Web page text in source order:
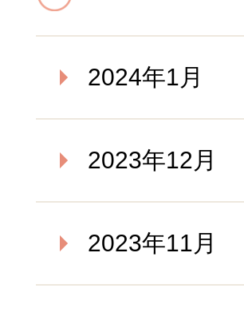
2024年1月
2023年12月
2023年11月